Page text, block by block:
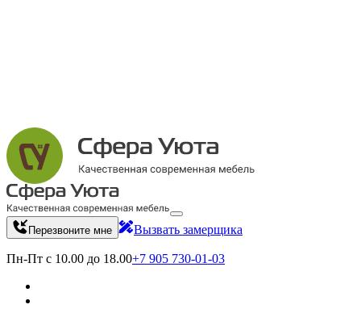
Перезвоните мне Вызвать замерщика
Пн-Пт с 10.00 до 18.00+7 905 730-01-03